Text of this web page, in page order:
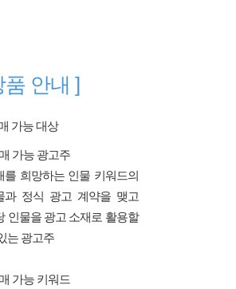
품 안내 ]
가능 대상
가능 광고주
를 희망하는 인물 키워드의
과 정식 광고 계약을 맺고
인물을 광고 소재로 활용할
는 광고주
가능 키워드